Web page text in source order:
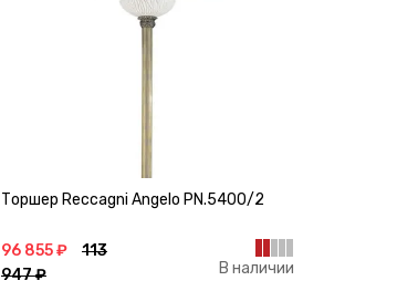
Торшер Reccagni Angelo PN.5400/2
96 855 ₽
113
947 ₽
В наличии